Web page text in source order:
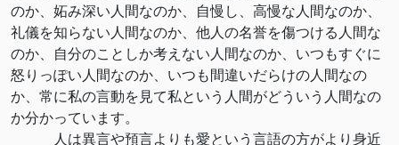
のか、妬み深い人間なのか、自慢し、高慢な人間なのか、
礼儀を知らない人間なのか、他人の名誉を傷つける人間な
のか、自分のことしか考えない人間なのか、いつもすぐに
怒りっぽい人間なのか、いつも間違いだらけの人間なの
か、常に私の言動を見て私という人間がどういう人間なの
か分かっています。
人は異言や預言よりも愛という言語の方がより身近